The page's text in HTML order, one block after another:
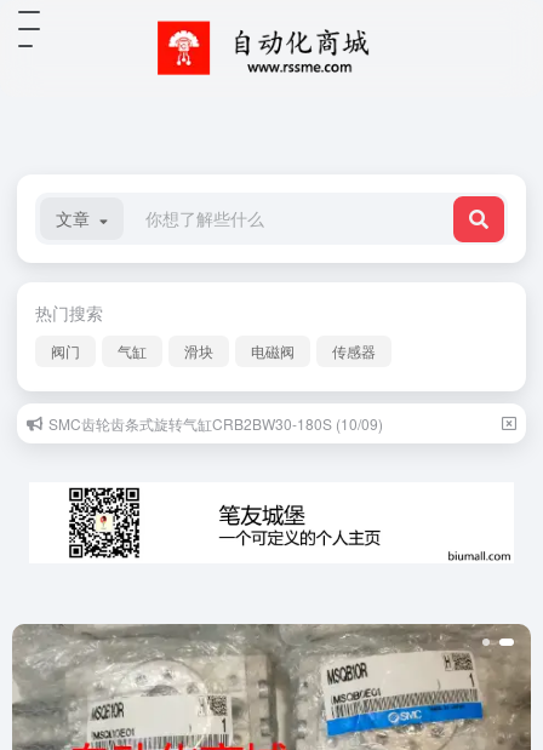
文章
热门搜索
阀门 气缸 滑块 电磁阀 传感器
SMC齿轮齿条式旋转气缸CRB2BW30-180S (10/09)